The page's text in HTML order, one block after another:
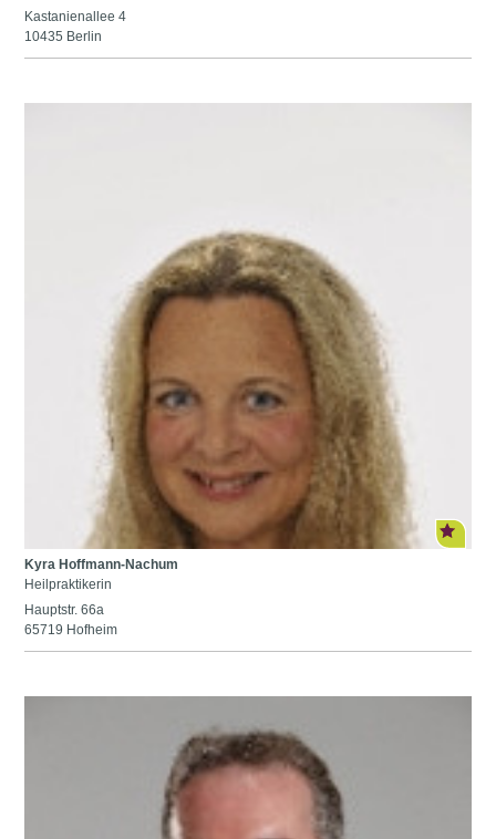
Kastanienallee 4
10435 Berlin
Kyra Hoffmann-Nachum
Heilpraktikerin
Hauptstr. 66a
65719 Hofheim